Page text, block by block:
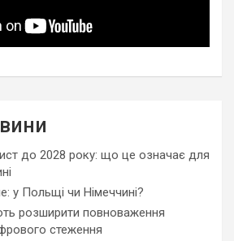
до 2028 року: що це означає для
у Польщі чи Німеччині?
розширити повноваження
стеження